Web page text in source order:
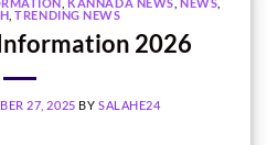
,TRENDING NEWS
2026
27, 2025 BY SALAHE24